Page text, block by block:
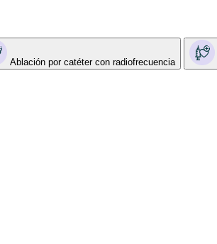
Ablación por catéter con radiofrecuencia